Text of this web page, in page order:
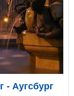
- Аугсбург